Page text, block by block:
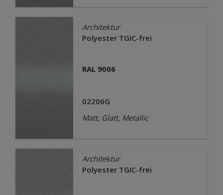
Architektur
Polyester TGIC-frei
RAL 9006
02206G
Matt, Glatt, Metallic
Architektur
Polyester TGIC-frei